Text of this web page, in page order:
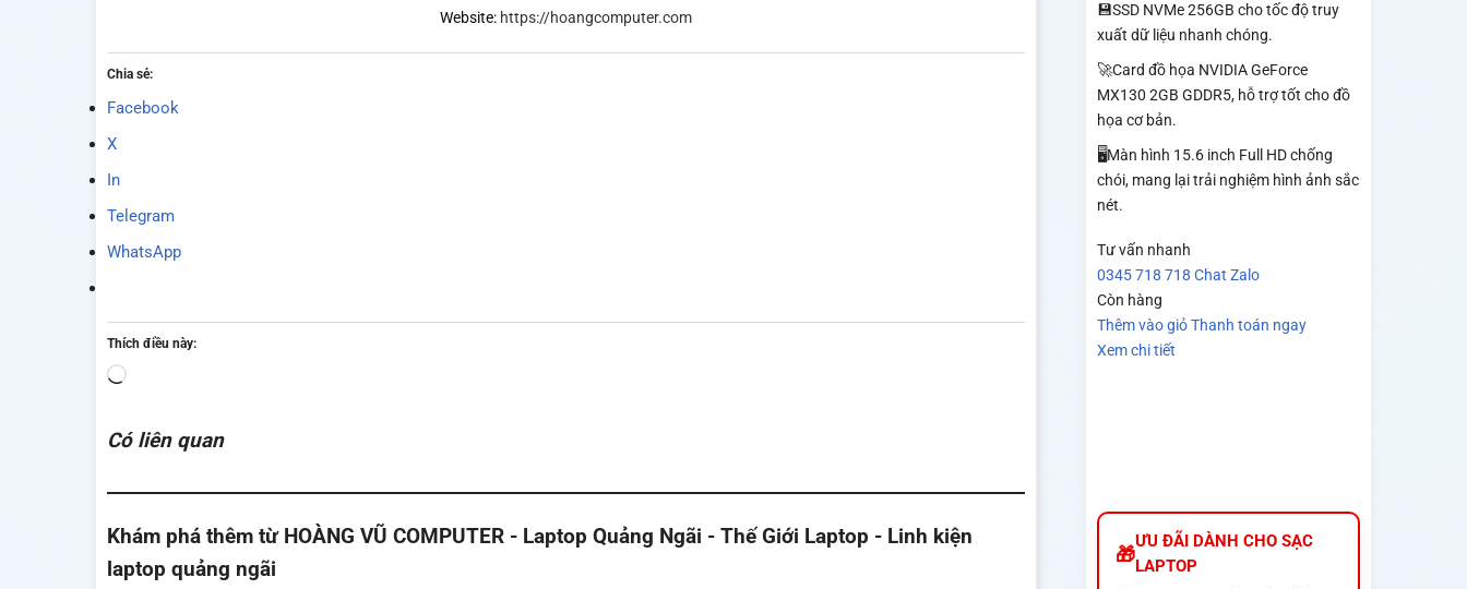
💾SSD NVMe 256GB cho tốc độ truy
xuất dữ liệu nhanh chóng.
🚀Card đồ họa NVIDIA GeForce
MX130 2GB GDDR5, hỗ trợ tốt cho đồ
họa cơ bản.
🖥️Màn hình 15.6 inch Full HD chống
chói, mang lại trải nghiệm hình ảnh sắc
nét.
Tư vấn nhanh
0345 718 718 Chat Zalo
Còn hàng
Thêm vào giỏThanh toán ngay
Xem chi tiết
ƯU ĐÃI DÀNH CHO SẠC
LAPTOP
Website: https://hoangcomputer.com
Chia sẻ:
Facebook
X
In
Telegram
WhatsApp
Thích điều này:
Đang
Có liên quan
Khám phá thêm từ HOÀNG VŨ COMPUTER - Laptop Quảng Ngãi - Thế Giới Laptop - Linh kiện
laptop quảng ngãi